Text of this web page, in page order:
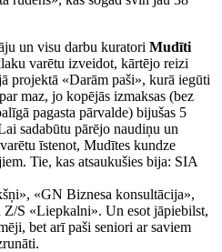
un visu darbu kuratori Mudīti
varētu izveidot, kārtējo reizi
projektā «Darām paši», kurā iegūti
maz, jo kopējās izmaksas (bez
pagasta pārvalde) bijušas 5
sadabūtu pārējo naudiņu un
īstenot, Mudītes kundze
Tie, kas atsaukušies bija: SIA
«GN Biznesa konsultācija»,
S «Liepkalni». Un esot jāpiebilst,
bet arī paši seniori ar saviem